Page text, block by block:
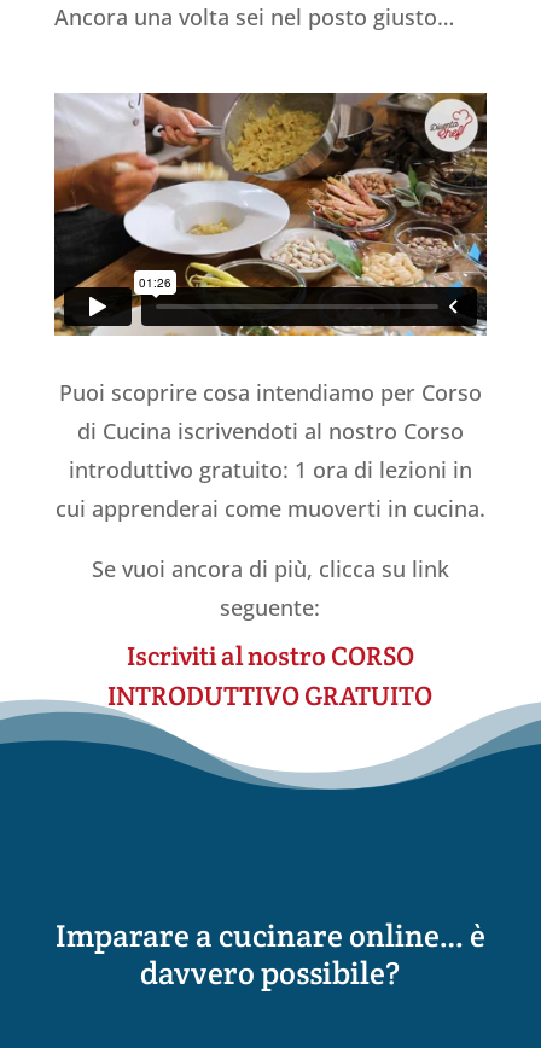
Ancora una volta sei nel posto giusto…
Puoi scoprire cosa intendiamo per Corso
di Cucina iscrivendoti al nostro Corso
introduttivo gratuito: 1 ora di lezioni in
cui apprenderai come muoverti in cucina.
Se vuoi ancora di più, clicca su link
seguente:
Iscriviti al nostro CORSO
INTRODUTTIVO GRATUITO
Imparare a cucinare online… è
davvero possibile?